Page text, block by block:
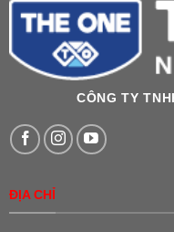
CÔNG TY
ĐỊA CHỈ